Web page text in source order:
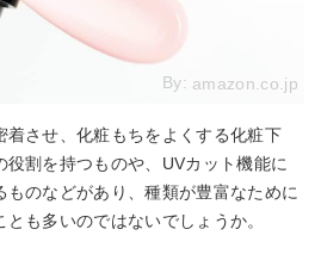
By: amazon.co.jp
着させ、化粧もちをよくする化粧下
割を持つものや、UVカット機能に
ものなどがあり、種類が豊富なために
も多いのではないでしょうか。